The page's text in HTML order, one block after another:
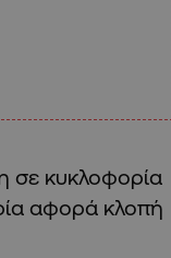
σε κυκλοφορία
αφορά κλοπή